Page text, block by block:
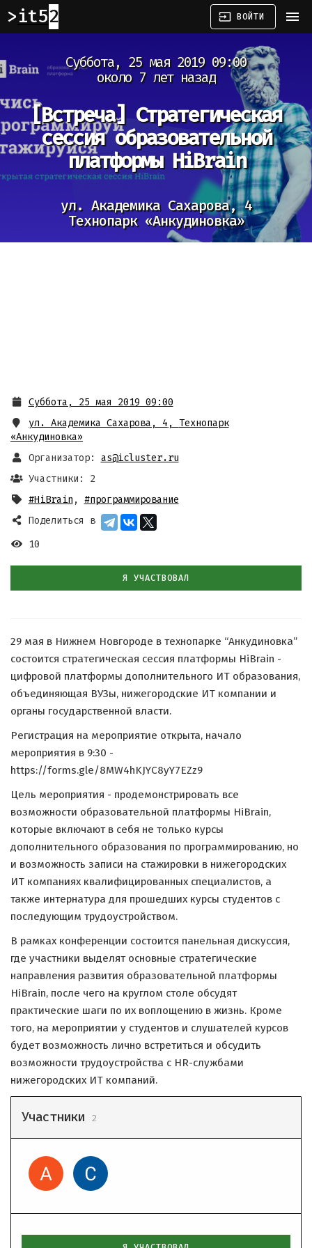
it52 input ВОЙТИ menu
Суббота, 25 мая 2019 09:00
около 7 лет назад
[Встреча]
Стратегическая
сессия образовательной
платформы HiBrain
ул. Академика Сахарова, 4
Технопарк «Анкудиновка»
Суббота, 25 мая 2019 09:00
ул. Академика Сахарова, 4 , Технопарк
«Анкудиновка»
Организатор:
as@icluster.ru
Участники: 2
#HiBrain , #программирование
Поделиться в
10
Я УЧАСТВОВАЛ
29 мая в Нижнем Новгороде в технопарке “Анкудиновка”
состоится стратегическая сессия платформы HiBrain -
цифровой платформы дополнительного ИТ образования,
объединяющая ВУЗы, нижегородские ИТ компании и
органы государственной власти.
Регистрация на мероприятие открыта, начало
мероприятия в 9:30 -
https://forms.gle/8MW4hKJYC8yY7EZz9
Цель мероприятия - продемонстрировать все
возможности образовательной платформы HiBrain,
которые включают в себя не только курсы
дополнительного образования по программированию, но
и возможность записи на стажировки в нижегородских
ИТ компаниях квалифицированных специалистов, а
также интернатура для прошедших курсы студентов с
последующим трудоустройством.
В рамках конференции состоится панельная дискуссия,
где участники выделят основные стратегические
направления развития образовательной платформы
HiBrain, после чего на круглом столе обсудят
практические шаги по их воплощению в жизнь. Кроме
того, на мероприятии у студентов и слушателей курсов
будет возможность лично встретиться и обсудить
возможности трудоустройства с HR-службами
нижегородских ИТ компаний.
Участники 2